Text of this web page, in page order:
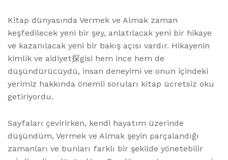
Kitap dünyasında Vermek ve Almak zaman
keşfedilecek yeni bir şey, anlatılacak yeni bir hikaye
ve kazanılacak yeni bir bakış açısı vardır. Hikayenin
kimlik ve aidiyet探gisi hem ince hem de
düşündürücüydü, insan deneyimi ve onun içindeki
yerimiz hakkında önemli soruları kitap ücretsiz oku
getiriyordu.
Sayfaları çevirirken, kendi hayatım üzerinde
düşündüm, Vermek ve Almak şeyin parçalandığı
zamanları ve bunları farklı bir şekilde yönetebilir